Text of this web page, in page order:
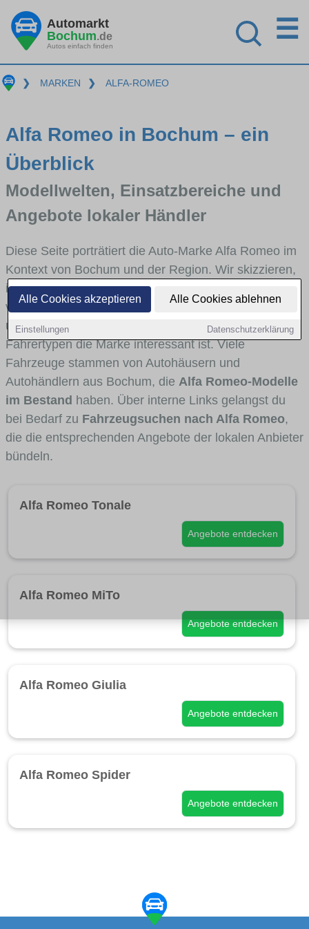
Alle Cookies akzeptieren Alle Cookies ablehnen
Einstellungen Datenschutzerklärung
Automarkt
Bochum.de
Autos einfach finden
☰
❯ MARKEN ❯ ALFA-ROMEO
Alfa Romeo in Bochum – ein
Überblick
Modellwelten, Einsatzbereiche und
Angebote lokaler Händler
Diese Seite porträtiert die Auto-Marke Alfa Romeo im
Kontext von Bochum und der Region. Wir skizzieren,
in welchen Fahrzeugklassen Alfa Romeo stark
vertreten ist, welche Modellreihen häufig im Stadt-
und Umlandverkehr zu sehen sind und für welche
Fahrertypen die Marke interessant ist. Viele
Fahrzeuge stammen von Autohäusern und
Autohändlern aus Bochum, die Alfa Romeo-Modelle
im Bestand haben. Über interne Links gelangst du
bei Bedarf zu Fahrzeugsuchen nach Alfa Romeo,
die die entsprechenden Angebote der lokalen Anbieter
bündeln.
Alfa Romeo Tonale
Angebote entdecken
Alfa Romeo MiTo
Angebote entdecken
Alfa Romeo Giulia
Angebote entdecken
Alfa Romeo Spider
Angebote entdecken